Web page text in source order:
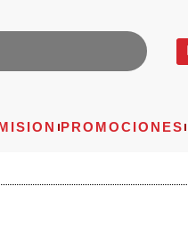
PROMOCIONES